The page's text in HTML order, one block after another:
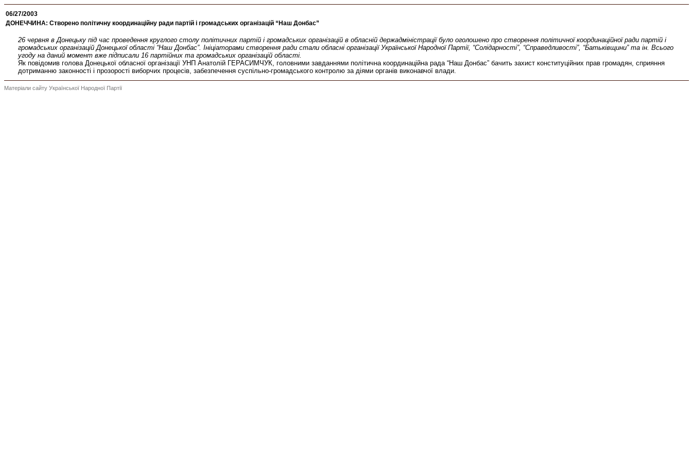
06/27/2003
ДОНЕЧЧИНА: Створено політичну координаційну ради партій і громадських організацій “Наш Донбас”
26 червня в Донецьку під час проведення круглого столу політичних партій і громадських організацій в обласній держадміністрації було оголошено про створення політичної координаційної ради партій і
громадських організацій Донецької області “Наш Донбас”. Ініціаторами створення ради стали обласні організації Української Народної Партії, “Солідарності”, “Справедливості”, “Батьківщини” та ін. Всього
угоду на даний момент вже підписали 16 партійних та громадських організацій області.
Як повідомив голова Донецької обласної організації УНП Анатолій ГЕРАСИМЧУК, головними завданнями політична координаційна рада “Наш Донбас” бачить захист конституційних прав громадян, сприяння
дотриманню законності і прозорості виборчих процесів, забезпечення суспільно-громадського контролю за діями органів виконавчої влади.
Матеріали сайту Української Народної Партії